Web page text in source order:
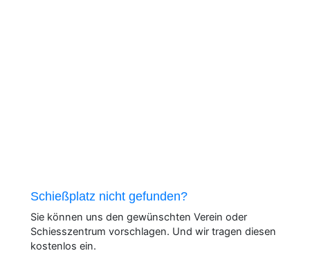
Schießplatz nicht gefunden?
Sie können uns den gewünschten Verein oder
Schiesszentrum vorschlagen. Und wir tragen diesen
kostenlos ein.